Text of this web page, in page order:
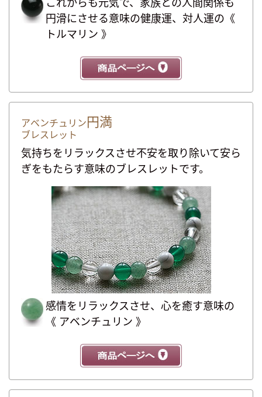
これからも元気で、家族との人間関係も
円滑にさせる意味の健康運、対人運の《
トルマリン 》
アベンチュリン 円満
ブレスレット
気持ちをリラックスさせ不安を取り除いて安ら
ぎをもたらす意味のブレスレットです。
感情をリラックスさせ、心を癒す意味の
《 アベンチュリン 》